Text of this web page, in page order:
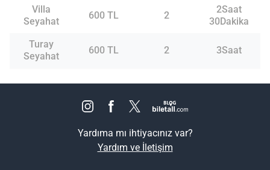
Villa
Seyahat
600 TL 2
2Saat
30Dakika
Turay
Seyahat
600 TL 2 3Saat
Yardıma mı ihtiyacınız var?
Yardım ve İletişim